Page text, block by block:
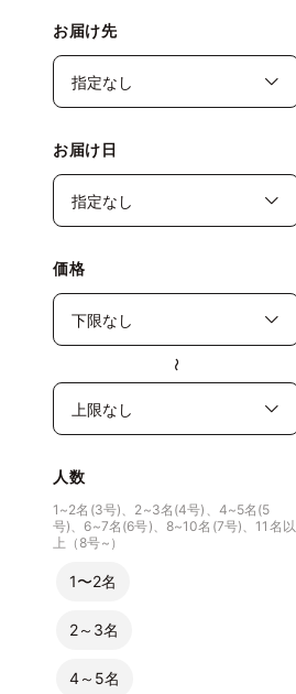
お届け先
お届け日
価格
〜
人数
1~2名(3号)、2~3名(4号)、4~5名(5
号)、6~7名(6号)、8~10名(7号)、11名以
上（8号~）
1〜2名
2～3名
4～5名